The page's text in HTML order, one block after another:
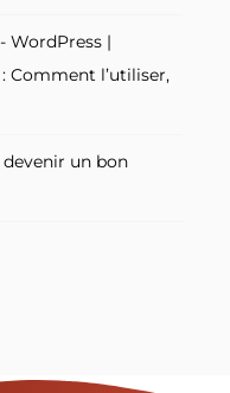
WordPress |
Comment l’utiliser,
un bon